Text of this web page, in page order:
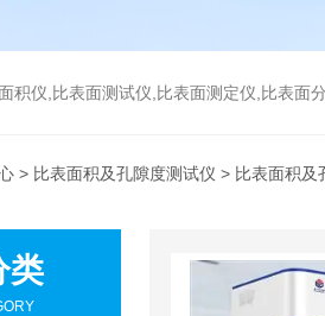
仪,比表面测试仪,比表面测定仪,比表面分析仪,比表
> 比表面积及孔隙度测试仪 > 比表面积及
类